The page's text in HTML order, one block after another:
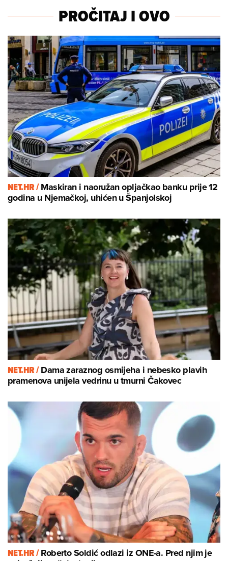
PROČITAJ I OVO
NET.HR /Maskiran i naoružan opljačkao banku prije 12
godina u Njemačkoj, uhićen u Španjolskoj
NET.HR /Dama zaraznog osmijeha i nebesko plavih
pramenova unijela vedrinu u tmurni Čakovec
NET.HR /Roberto Soldić odlazi iz ONE-a. Pred njim je